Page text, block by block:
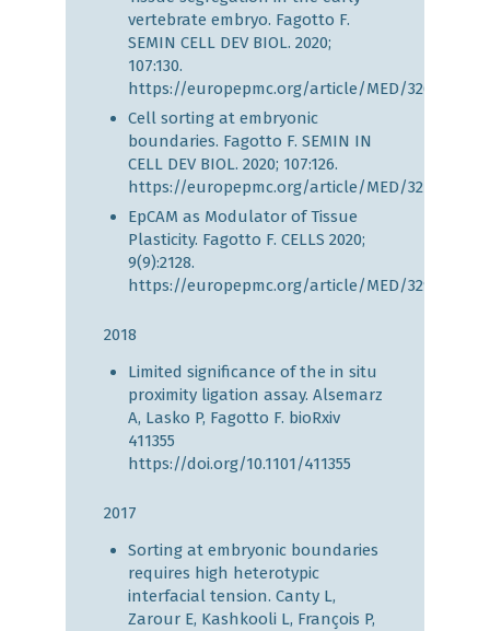
vertebrate embryo. Fagotto F.
SEMIN CELL DEV BIOL. 2020;
107:130.
https://europepmc.org/article/MED/32600961
Cell sorting at embryonic
boundaries. Fagotto F. SEMIN IN
CELL DEV BIOL. 2020; 107:126.
https://europepmc.org/article/MED/32713685
EpCAM as Modulator of Tissue
Plasticity. Fagotto F. CELLS 2020;
9(9):2128.
https://europepmc.org/article/MED/32961790
2018
Limited significance of the in situ
proximity ligation assay. Alsemarz
A, Lasko P, Fagotto F. bioRxiv
411355
https://doi.org/10.1101/411355
2017
Sorting at embryonic boundaries
requires high heterotypic
interfacial tension. Canty L,
Zarour E, Kashkooli L, François P,